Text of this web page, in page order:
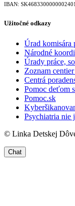
IBAN:
Užitočné odkazy
Úrad komisára
Národné
Úrady práce,
Zoznam
Centrá
Pomoc deťom
Pomoc.sk
Psychiatria nie
© Linka Detskej